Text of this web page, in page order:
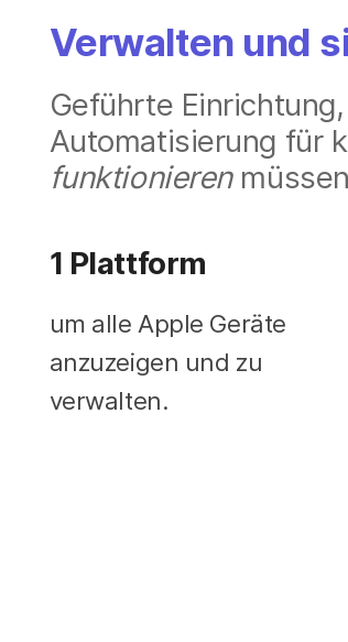
Verwalten und
Geführte
Automatisierung für
funktionieren
1 Plattform
um alle Apple Geräte
anzuzeigen und zu
verwalten.